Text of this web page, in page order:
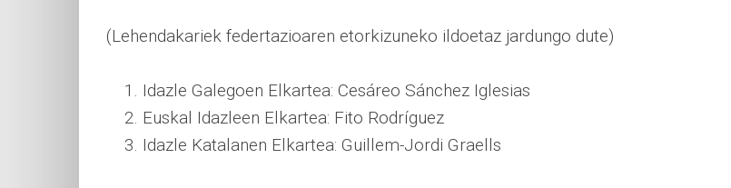
(Lehendakariek federtazioaren etorkizuneko ildoetaz jardungo dute)
Idazle Galegoen Elkartea: Cesáreo Sánchez Iglesias
Euskal Idazleen Elkartea: Fito Rodríguez
Idazle Katalanen Elkartea: Guillem-Jordi Graells